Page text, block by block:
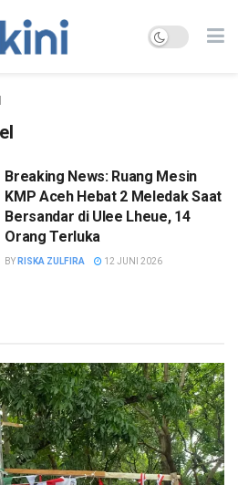
Breaking News: Ruang Mesin
KMP Aceh Hebat 2 Meledak Saat
Bersandar di Ulee Lheue, 14
Orang Terluka
BY RISKA ZULFIRA 12 JUNI 2026